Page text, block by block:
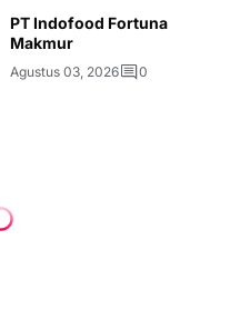
PT Indofood Fortuna
Makmur
Agustus 03, 2026 0